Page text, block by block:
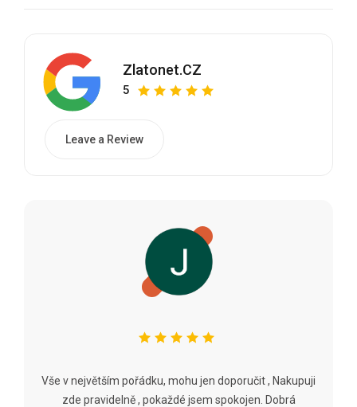
Zlatonet.CZ
5
Leave a Review
Vše v největším pořádku, mohu jen doporučit , Nakupuji
zde pravidelně , pokaždé jsem spokojen. Dobrá